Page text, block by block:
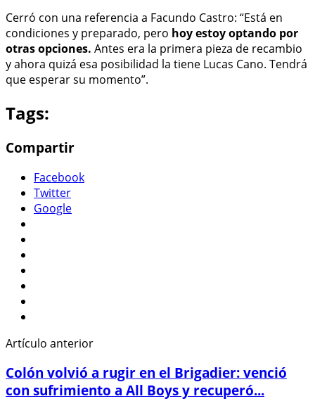
Cerró con una referencia a Facundo Castro: “Está en
condiciones y preparado, pero hoy estoy optando por
otras opciones. Antes era la primera pieza de recambio
y ahora quizá esa posibilidad la tiene Lucas Cano. Tendrá
que esperar su momento”.
Tags:
Compartir
Facebook
Twitter
Google
Artículo anterior
Colón volvió a rugir en el Brigadier: venció
con sufrimiento a All Boys y recuperó...